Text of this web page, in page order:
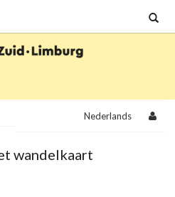
Nederlands
wandelkaart